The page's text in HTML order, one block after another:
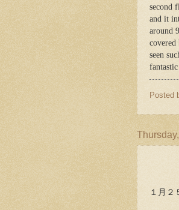
second
and it
around
covered
seen
Posted
１月２